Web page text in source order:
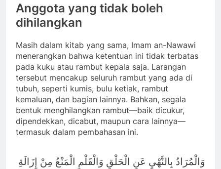
Anggota yang tidak boleh
dihilangkan
Masih dalam kitab yang sama, Imam an-Nawawi
menerangkan bahwa ketentuan ini tidak terbatas
pada kuku atau rambut kepala saja. Larangan
tersebut mencakup seluruh rambut yang ada di
tubuh, seperti kumis, bulu ketiak, rambut
kemaluan, dan bagian lainnya. Bahkan, segala
bentuk menghilangkan rambut—baik dicukur,
dipendekkan, dicabut, maupun cara lainnya—
termasuk dalam pembahasan ini.
وَالْمُرَادُ بِالنَّهْيِ عَنِ الْحَلْقِ وَالْقَلْمِ الْمَنْعُ مِنْ إِزَالَةِ